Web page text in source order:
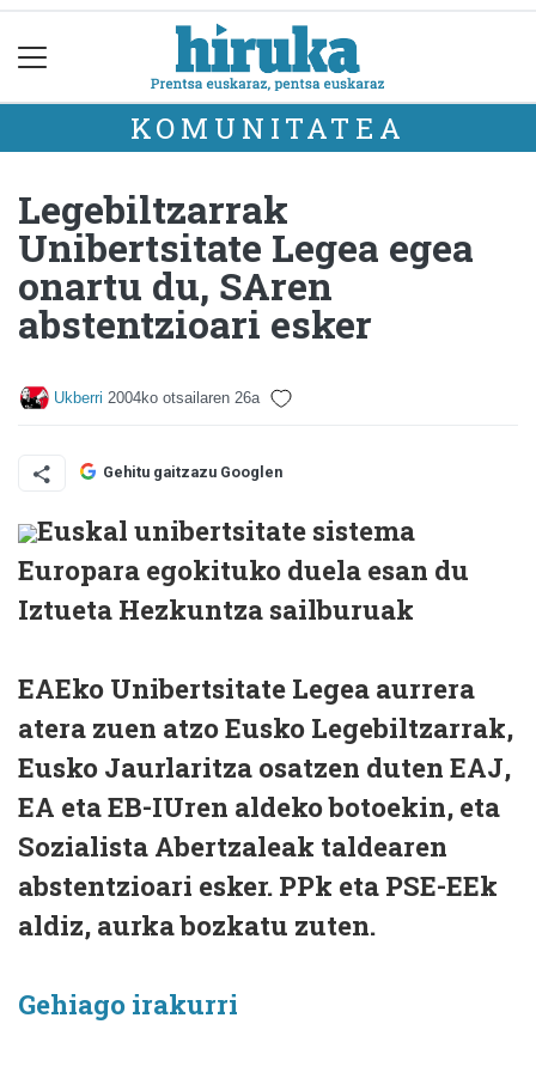
KOMUNITATEA
Legebiltzarrak
Unibertsitate Legea egea
onartu du, SAren
abstentzioari esker
Ukberri 2004ko otsailaren 26a
Gehitu gaitzazu Googlen
Euskal unibertsitate sistema
Europara egokituko duela esan du
Iztueta Hezkuntza sailburuak
EAEko Unibertsitate Legea aurrera
atera zuen atzo Eusko Legebiltzarrak,
Eusko Jaurlaritza osatzen duten EAJ,
EA eta EB-IUren aldeko botoekin, eta
Sozialista Abertzaleak taldearen
abstentzioari esker. PPk eta PSE-EEk
aldiz, aurka bozkatu zuten.
Gehiago irakurri